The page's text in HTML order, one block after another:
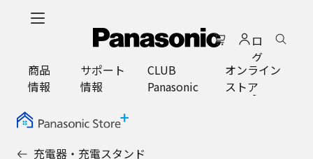
ロ
グ
イ
ン
商品
情報
サポート
情報
CLUB
Panasonic
オンライン
ストア
充電器・充電スタンド